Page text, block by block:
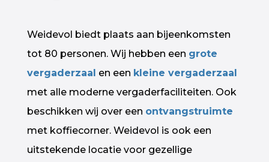
Weidevol biedt plaats aan bijeenkomsten
tot 80 personen. Wij hebben een grote
vergaderzaal en een kleine vergaderzaal
met alle moderne vergaderfaciliteiten. Ook
beschikken wij over een ontvangstruimte
met koffiecorner. Weidevol is ook een
uitstekende locatie voor gezellige